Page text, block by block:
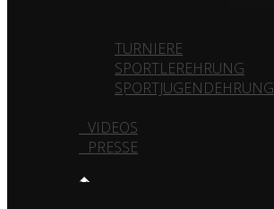
TURNIERE
SPORTLEREHRUNG
SPORTJUGENDEHRUNG
VIDEOS
PRESSE
KONTAKT